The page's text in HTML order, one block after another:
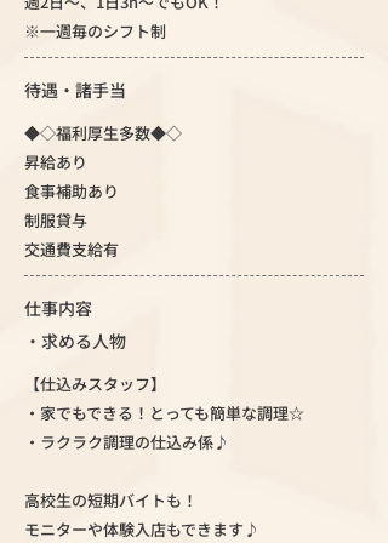
※一週毎のシフト制
待遇・諸手当
◆◇福利厚生多数◆◇
昇給あり
食事補助あり
制服貸与
交通費支給有
仕事内容
・求める人物
【仕込みスタッフ】
・家でもできる！とっても簡単な調理☆
・ラクラク調理の仕込み係♪
高校生の短期バイトも！
モニターや体験入店もできます♪